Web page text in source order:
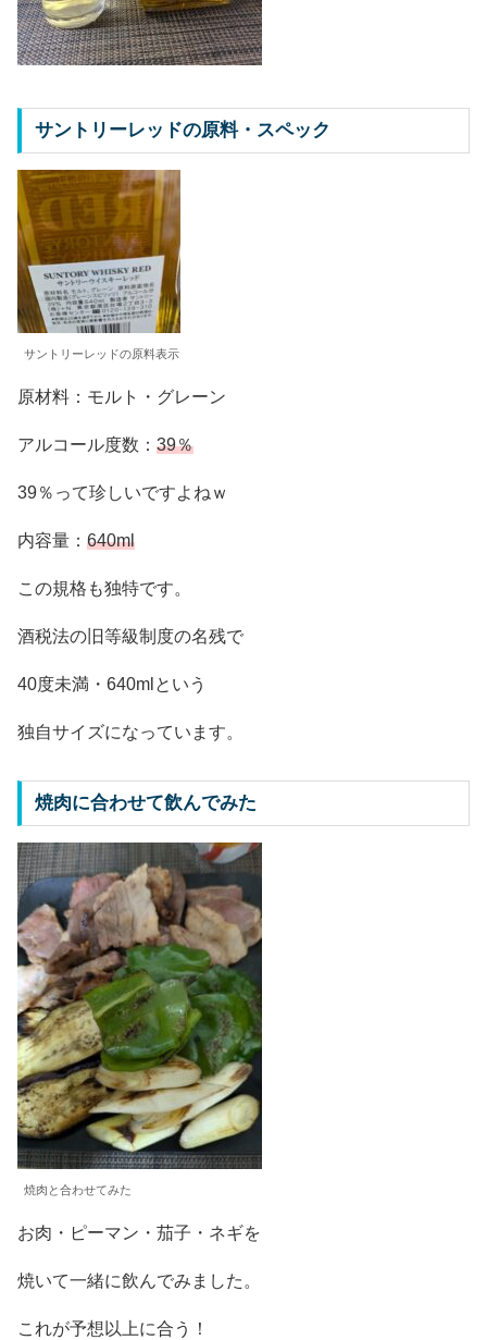
サントリーレッドの原料・スペック
サントリーレッドの原料表示
原材料：モルト・グレーン
アルコール度数： 39％
39％って珍しいですよねｗ
内容量： 640ml
この規格も独特です。
酒税法の旧等級制度の名残で
40度未満・640mlという
独自サイズになっています。
焼肉に合わせて飲んでみた
焼肉と合わせてみた
お肉・ピーマン・茄子・ネギを
焼いて一緒に飲んでみました。
これが予想以上に合う！